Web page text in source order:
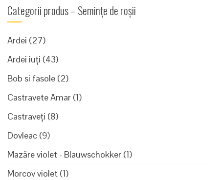
Categorii produs – Semințe de roșii
Ardei (27)
Ardei iuți (43)
Bob si fasole (2)
Castravete Amar (1)
Castraveți (8)
Dovleac (9)
Mazăre violet - Blauwschokker (1)
Morcov violet (1)